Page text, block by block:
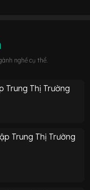
nghề cụ thể.
Trung Thị Trường
Trung Thị Trường